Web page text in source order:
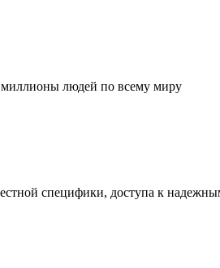
миллионы людей по всему миру
специфики, доступа к